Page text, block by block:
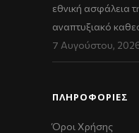
εθνική ασφάλεια
αναπτυξιακό
7 Αυγούστου,
ΠΛΗΡΟΦΟΡΙΕΣ
Όροι Χρήσης